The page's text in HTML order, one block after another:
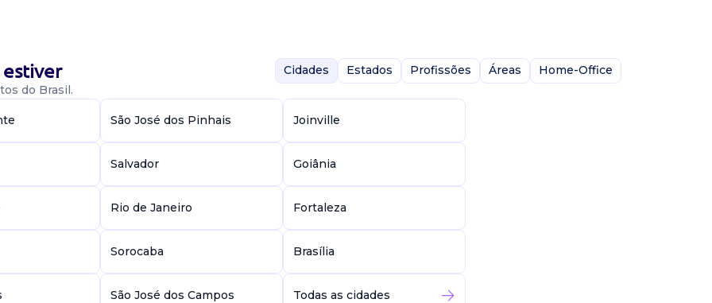
no e-Mail
do Brasil.
Cidades Estados Profissões Áreas Home-Office
São José dos Pinhais Joinville
Salvador Goiânia
Rio de Janeiro Fortaleza
Sorocaba Brasília
São José dos Campos Todas as cidades